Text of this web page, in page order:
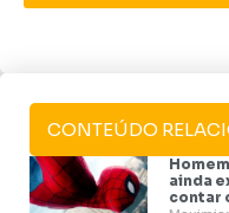
CONTEÚDO
ainda
contar